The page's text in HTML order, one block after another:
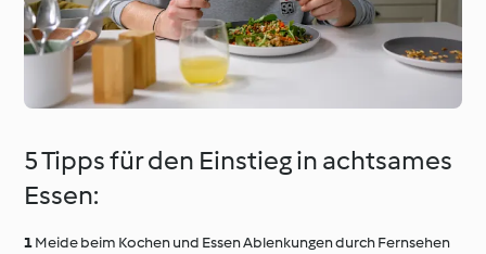
5 Tipps für den Einstieg in achtsames
Essen:
Meide beim Kochen und Essen Ablenkungen durch Fernsehen